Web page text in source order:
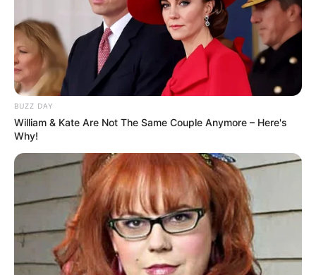
juliadita há 16 anos
muito..muito lindas um colirio para meus olhos bjos
Juliana há 16 anos
Adorei como é fácil, gostaria se fosse possível
agradeço um abraço pessoal…
há 16 anos
Ja conheço essa forma de fazer fuxico .
Poderia me mandar outros modelos !
Desde já agradeço .
Bjks ♥
BUZZ DAY
William & Kate Are Not The Same Couple Anymore – Here's
Why!